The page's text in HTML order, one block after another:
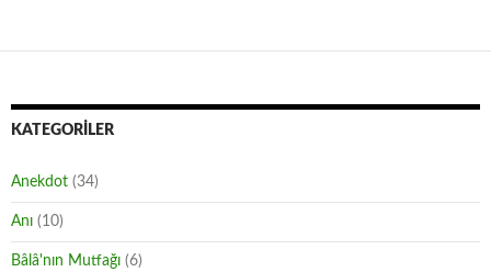
KATEGORILER
Anekdot (34)
Anı (10)
Bâlâ'nın Mutfağı (6)